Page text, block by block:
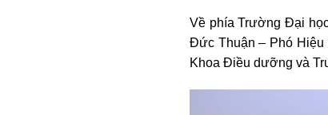
Về phía Trường Đại
Đức Thuận – Phó Hiệu
Khoa Điều dưỡng và